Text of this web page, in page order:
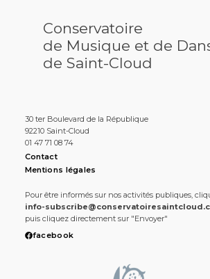
Conservatoire
de Musique et de
de Saint-Cloud
30 ter Boulevard de la République
92210 Saint-Cloud
01 47 71 08 74
Contact
Mentions légales
Pour être informés sur nos activités publiques,
info-
puis cliquez directement sur "Envoyer"
facebook